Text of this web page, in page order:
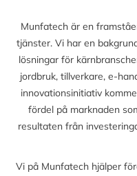
Munfatech är en
tjänster. Vi har en
lösningar för
jordbruk, tillverkare, e-
innovationsinitiativ
fördel på marknaden
resultaten från
Vi på Munfatech hjälper